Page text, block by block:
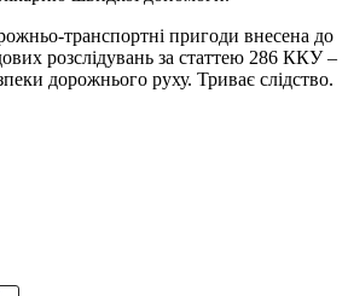
транспортні пригоди внесена до
розслідувань за статтею 286 ККУ –
дорожнього руху. Триває слідство.